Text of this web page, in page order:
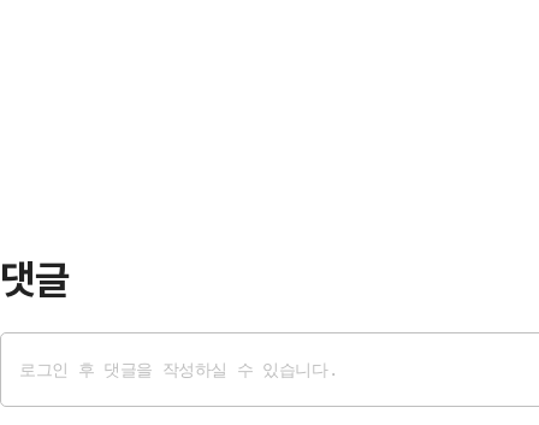
댓글